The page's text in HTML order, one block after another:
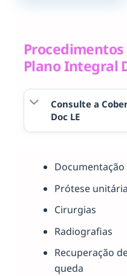
Plano Integral
Consulte a
Doc LE
Prótese
Cirurgias
Radiografias
Recuperação
queda